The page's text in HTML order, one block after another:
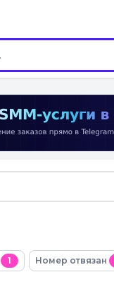
1 Номер отвязан